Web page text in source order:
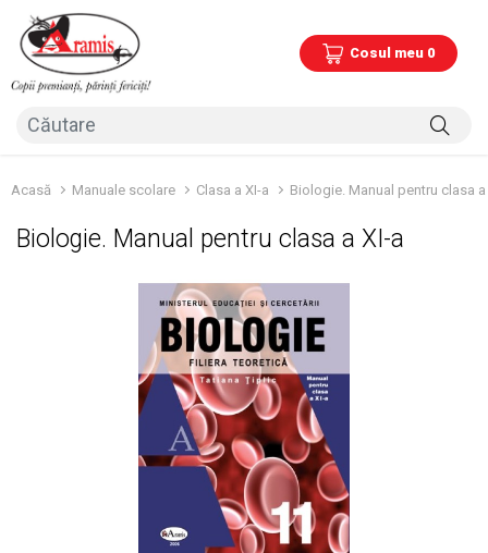
Cosul meu 0
Acasă Manuale scolare Clasa a XI-a Biologie. Manual pentru clasa a
Biologie. Manual pentru clasa a XI-a